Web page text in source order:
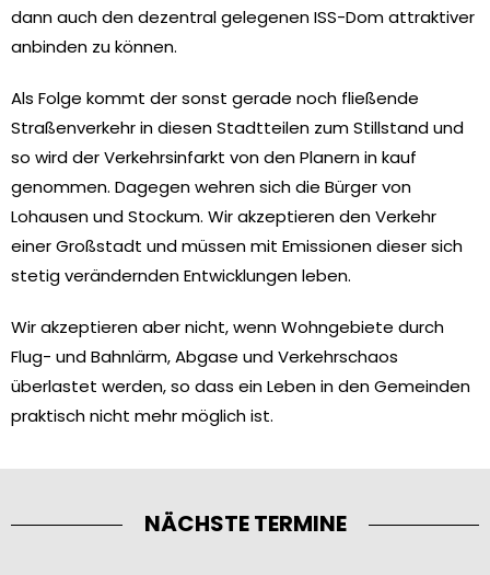
dann auch den dezentral gelegenen ISS-Dom attraktiver
anbinden zu können.
Als Folge kommt der sonst gerade noch fließende
Straßenverkehr in diesen Stadtteilen zum Stillstand und
so wird der Verkehrsinfarkt von den Planern in kauf
genommen. Dagegen wehren sich die Bürger von
Lohausen und Stockum. Wir akzeptieren den Verkehr
einer Großstadt und müssen mit Emissionen dieser sich
stetig verändernden Entwicklungen leben.
Wir akzeptieren aber nicht, wenn Wohngebiete durch
Flug- und Bahnlärm, Abgase und Verkehrschaos
überlastet werden, so dass ein Leben in den Gemeinden
praktisch nicht mehr möglich ist.
NÄCHSTE TERMINE